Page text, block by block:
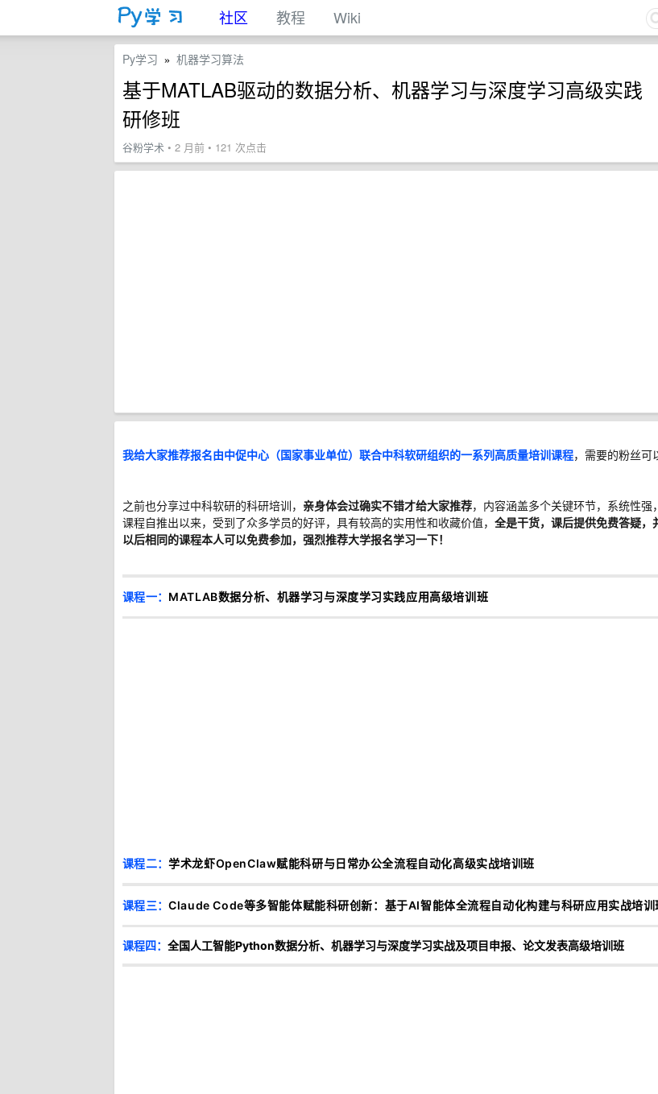
社区 教程 Wiki
Py学习 » 机器学习算法
基于MATLAB驱动的数据分析、机器学习与深度学习高级实践
研修班
谷粉学术 • 2 月前 • 121 次点击
我给大家推荐报名由中促中心（国家事业单位）联合中科软研组织的一系列高质量培训课程，需要的粉丝可
之前也分享过中科软研的科研培训， 亲身体会过确实不错才给大家推荐， 内容涵盖多个关键环节，系统性强
课程自推出以来，受到了众多学员的好评，具有较高的实用性和收藏价值， 全是干货，课后提供免费答疑，
以后相同的课程本人可以免费参加，强烈推荐大学报名学习一下！
课程一： MATLAB数据分析、机器学习与深度学习实践应用高级培训班
课程二：学术龙虾OpenClaw赋能科研与日常办公全流程自动化高级实战培训班
课程三：Claude Code等多智能体赋能科研创新：基于AI智能体全流程自动化构建与科研应用实战培训
课程四： 全国人工智能Python数据分析、机器学习与深度学习实战及项目申报、论文发表高级培训班